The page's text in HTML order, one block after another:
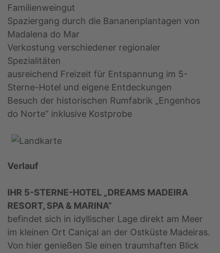
Familienweingut
Spaziergang durch die Bananenplantagen von
Madalena do Mar
Verkostung verschiedener regionaler
Spezialitäten
ausreichend Freizeit für Entspannung im 5-
Sterne-Hotel und eigene Entdeckungen
Besuch der historischen Rumfabrik „Engenhos
do Norte“ inklusive Kostprobe
Verlauf
IHR 5-STERNE-HOTEL „DREAMS MADEIRA
RESORT, SPA & MARINA“
befindet sich in idyllischer Lage direkt am Meer
im kleinen Ort Caniçal an der Ostküste Madeiras.
Von hier genießen Sie einen traumhaften Blick